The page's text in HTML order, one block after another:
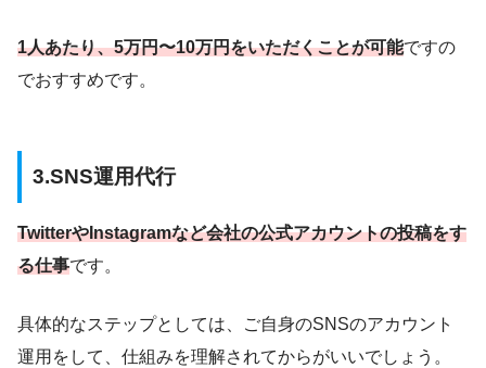
1人あたり、5万円〜10万円をいただくことが可能ですの
でおすすめです。
3.SNS運用代行
TwitterやInstagramなど会社の公式アカウントの投稿をす
る仕事です。
具体的なステップとしては、ご自身のSNSのアカウント
運用をして、仕組みを理解されてからがいいでしょう。